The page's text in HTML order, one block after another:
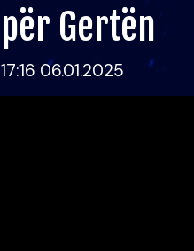
për Gertën
17:16 06.01.2025